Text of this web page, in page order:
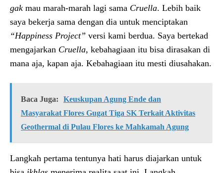
gak mau marah-marah lagi sama Cruella. Lebih baik
saya bekerja sama dengan dia untuk menciptakan
“Happiness Project” versi kami berdua. Saya bertekad
mengajarkan Cruella, kebahagiaan itu bisa dirasakan di
mana aja, kapan aja. Kebahagiaan itu mesti diusahakan.
Baca Juga:
Keuskupan Agung Ende dan
Masyarakat Flores Gugat Tiga SK Terkait Aktivitas
Geothermal di Pulau Flores ke Mahkamah Agung
Langkah pertama tentunya hati harus diajarkan untuk